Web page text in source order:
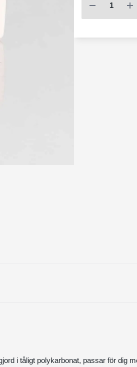
i tåligt polykarbonat, passar för dig